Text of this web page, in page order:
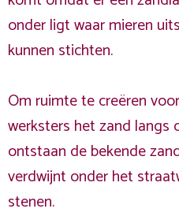
onder ligt waar mieren
kunnen stichten.
Om ruimte te creëren
werksters het zand langs
ontstaan de bekende
verdwijnt onder het
stenen.